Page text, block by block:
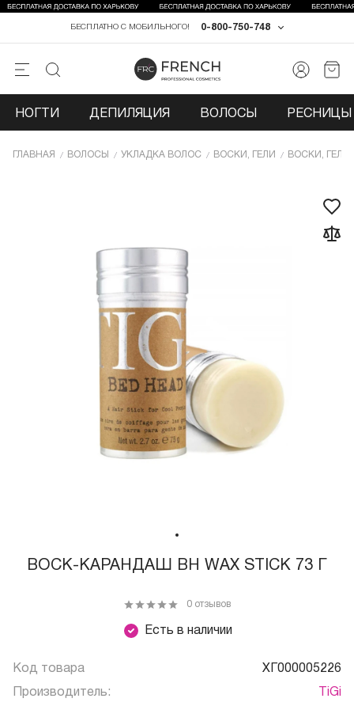
0-800-750-748
БЕСПЛАТНО С МОБИЛЬНОГО!
НОГТИ ДЕПИЛЯЦИЯ ВОЛОСЫ РЕСНИЦЫ
ГЛАВНАЯ ВОЛОСЫ УКЛАДКА ВОЛОС ВОСКИ, ГЕЛИ ВОСКИ, ГЕЛИ
ВОСК-КАРАНДАШ BH WAX STICK 73 Г
Есть в наличии
0 отзывов
Код товара ХГ000005226
Производитель: TiGi